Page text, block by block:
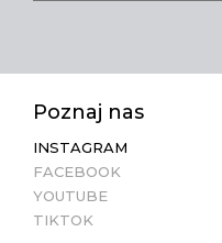
Poznaj nas
INSTAGRAM
FACEBOOK
YOUTUBE
TIKTOK